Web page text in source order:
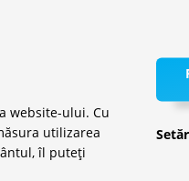
website-ului. Cu
utilizarea
îl puteți